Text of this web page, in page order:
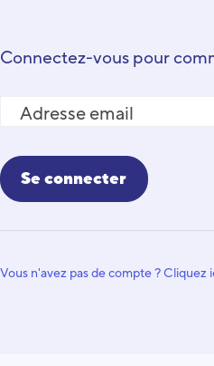
Connectez-vous pour
Adresse email
Vous n'avez pas de compte ? Cliquez